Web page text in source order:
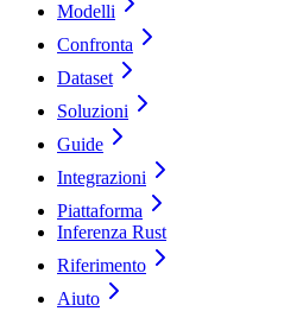
Modelli
Confronta
Dataset
Soluzioni
Guide
Integrazioni
Piattaforma
Inferenza Rust
Riferimento
Aiuto